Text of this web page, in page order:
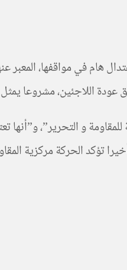
اللاجئين، مشروعا
و التحرير”، و”أنها
تؤكد الحركة مركزية